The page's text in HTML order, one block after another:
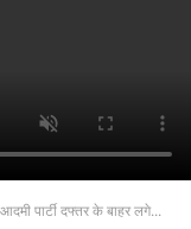
पार्टी दफ्तर के बाहर लगे...